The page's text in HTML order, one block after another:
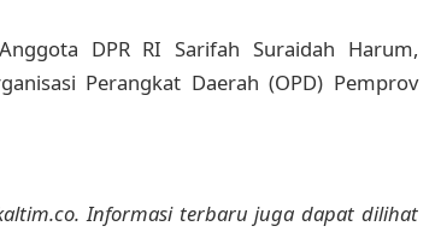
DPR RI Sarifah Suraidah Harum,
Perangkat Daerah (OPD) Pemprov
Informasi terbaru juga dapat dilihat